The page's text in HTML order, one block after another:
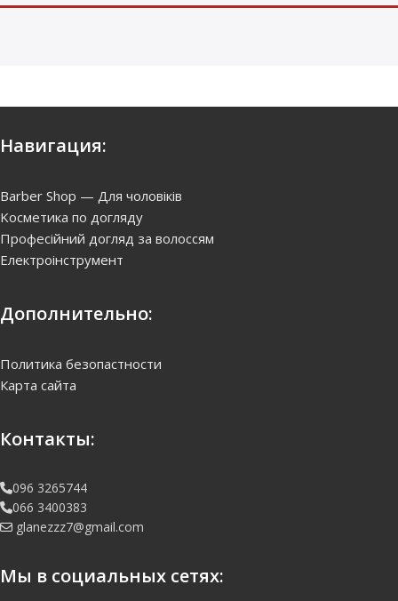
Навигация:
Barber Shop — Для чоловіків
Kосметика по догляду
Професійний догляд за волоссям
Електроінструмент
Дополнительно:
Политика безопастности
Карта сайта
Контакты:
096 3265744
066 3400383
glanezzz7@gmail.com
Мы в социальных сетях: